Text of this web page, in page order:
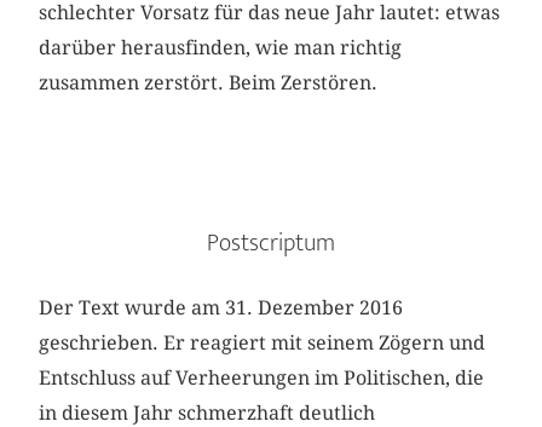
schlechter Vorsatz für das neue Jahr lautet: etwas
darüber herausfinden, wie man richtig
zusammen zerstört. Beim Zerstören.
Postscriptum
Der Text wurde am 31. Dezember 2016
geschrieben. Er reagiert mit seinem Zögern und
Entschluss auf Verheerungen im Politischen, die
in diesem Jahr schmerzhaft deutlich